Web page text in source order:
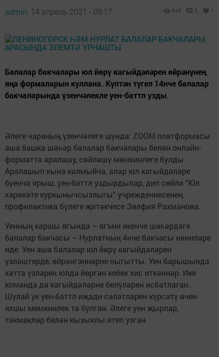
admin, 14 апрель 2021 - 09:17 845 0 1
Балалар бакчалары юл йөрү кагыйдәләрен өйрәнүнең
яңа формаларын куллана. Күптән түгел 14нче балалар
бакчаларында үзенчәлекле уен-баттл узды.
Әлеге чараның үзенчәлеге шунда: ZOOM платформасы
аша башка шәһәр балалар бакчалары белән онлайн-
форматта аралашу, сөйләшү мөмкинлеге булды.
Аралашып кына калмыйча, алар юл кагыйдәләре
буенча ярыш, уен-баттл уздырдылар, дип сөйли “Юл
хәрәкәте куркынычсызлыгы” учреждениесенең
профилактика бүлеге җитәкчесе Зөлфия Рахманова.
Уенның каршы ягында – ягъни икенче шәһәрдәге
балалар бакчасы – Нурлатның 4нче бакчасы нәниләре
иде. Уен аша балалар юл йөрү кагыйдәләрен
үзләштерде, өйрәнгәннәрне ныгытты. Уен барышында
хәтта үзләрен юлда йөргән кебек хис иткәннәр. Ике
команда да кагыйдәләрне белүләрен исбатлаган.
Шулай ук уен-баттл иҗади сәләтләрен күрсәтү өчен
яхшы мөмкинлек тә булган. Әлеге уен җырлар,
такмаклар белән кызыклы итеп узган.